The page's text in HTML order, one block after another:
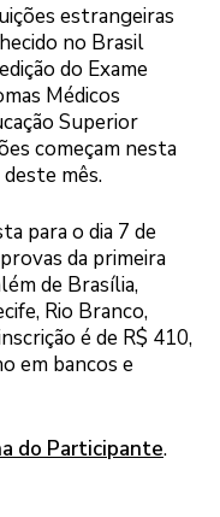
estrangeiras
no Brasil
do Exame
Médicos
Superior
começam nesta
mês.
para o dia 7 de
da primeira
de Brasília,
Rio Branco,
é de R$ 410,
em bancos e
do Participante.